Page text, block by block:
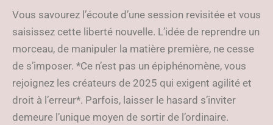
Vous savourez l’écoute d’une session revisitée et vous
saisissez cette liberté nouvelle. L’idée de reprendre un
morceau, de manipuler la matière première, ne cesse
de s’imposer. *Ce n’est pas un épiphénomène, vous
rejoignez les créateurs de 2025 qui exigent agilité et
droit à l’erreur*. Parfois, laisser le hasard s’inviter
demeure l’unique moyen de sortir de l’ordinaire.